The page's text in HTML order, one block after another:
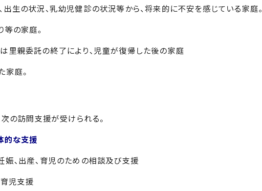
出生の状況、乳幼児健診の状況等から、将来的に不安を感じている家庭。
等の家庭。
里親委託の終了により、児童が復帰した後の家庭
家庭。
の訪問支援が受けられる。
的な支援
娠、出産、育児のための相談及び支援
育児支援